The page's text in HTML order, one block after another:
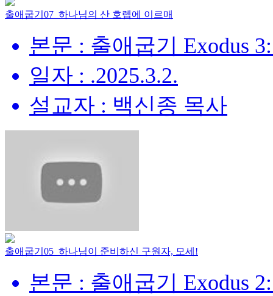
출애굽기07_하나님의 산 호렙에 이르매
본문 : 출애굽기 Exodus
일자 : .2025.3.2.
설교자 : 백신종 목사
출애굽기05_하나님이 준비하신 구원자, 모세!
본문 : 출애굽기 Exodus